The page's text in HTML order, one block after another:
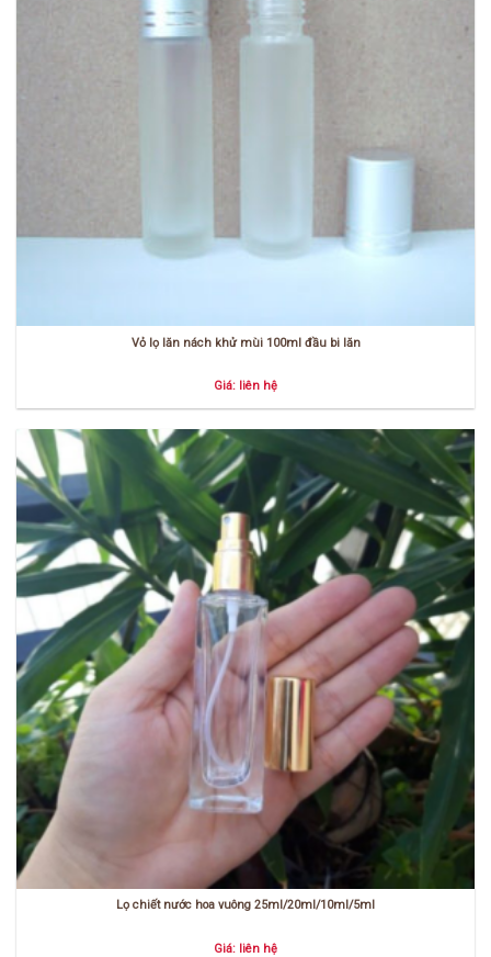
Vỏ lọ lăn nách khử mùi 100ml đầu bi lăn
Giá: liên hệ
Lọ chiết nước hoa vuông 25ml/20ml/10ml/5ml
Giá: liên hệ